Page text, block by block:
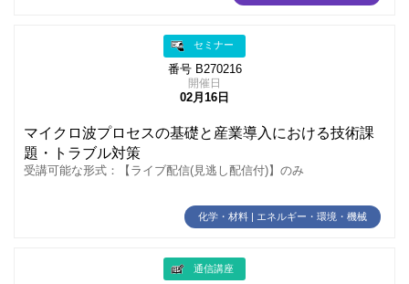
セミナー
番号 B270216
開催日
02月16日
マイクロ波プロセスの基礎と産業導入における技術課
題・トラブル対策
受講可能な形式：【ライブ配信(見逃し配信付)】のみ
化学・材料 | エネルギー・環境・機械
通信講座